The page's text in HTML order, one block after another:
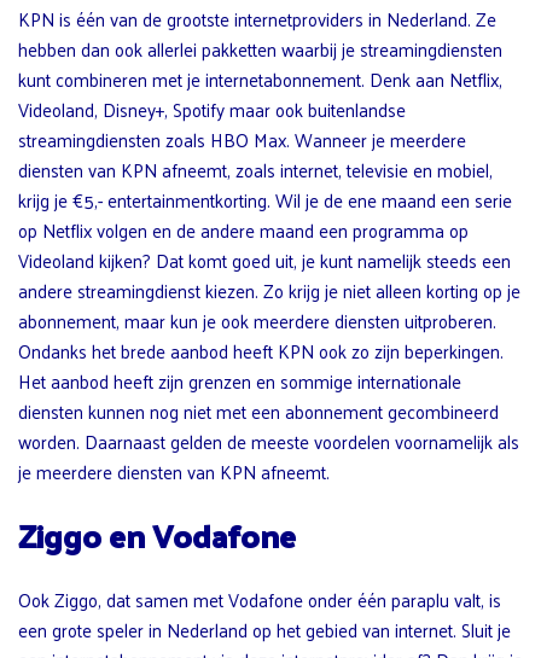
KPN is één van de grootste internetproviders in Nederland. Ze
hebben dan ook allerlei pakketten waarbij je streamingdiensten
kunt combineren met je internetabonnement. Denk aan Netflix,
Videoland, Disney+, Spotify maar ook buitenlandse
streamingdiensten zoals HBO Max. Wanneer je meerdere
diensten van KPN afneemt, zoals internet, televisie en mobiel,
krijg je €5,- entertainmentkorting. Wil je de ene maand een serie
op Netflix volgen en de andere maand een programma op
Videoland kijken? Dat komt goed uit, je kunt namelijk steeds een
andere streamingdienst kiezen. Zo krijg je niet alleen korting op je
abonnement, maar kun je ook meerdere diensten uitproberen.
Ondanks het brede aanbod heeft KPN ook zo zijn beperkingen.
Het aanbod heeft zijn grenzen en sommige internationale
diensten kunnen nog niet met een abonnement gecombineerd
worden. Daarnaast gelden de meeste voordelen voornamelijk als
je meerdere diensten van KPN afneemt.
Ziggo en Vodafone
Ook Ziggo, dat samen met Vodafone onder één paraplu valt, is
een grote speler in Nederland op het gebied van internet. Sluit je